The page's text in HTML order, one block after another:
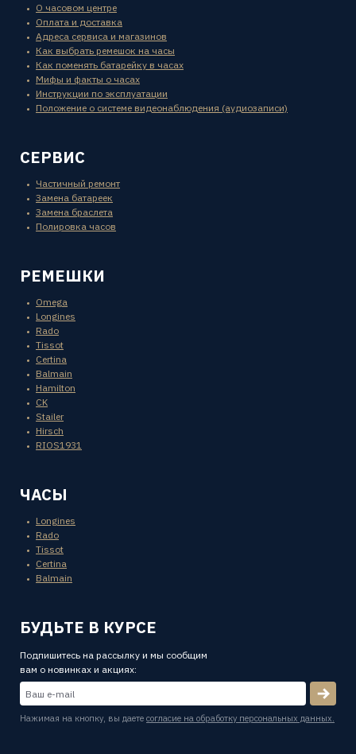
О часовом центре
Оплата и доставка
Адреса сервиса и магазинов
Как выбрать ремешок на часы
Как поменять батарейку в часах
Мифы и факты о часах
Инструкции по эксплуатации
Положение о системе видеонаблюдения (аудиозаписи)
СЕРВИС
Частичный ремонт
Замена батареек
Замена браслета
Полировка часов
РЕМЕШКИ
Omega
Longines
Rado
Tissot
Certina
Balmain
Hamilton
CK
Stailer
Hirsch
RIOS1931
ЧАСЫ
Longines
Rado
Tissot
Certina
Balmain
БУДЬТЕ В КУРСЕ
Подпишитесь на рассылку и мы сообщим
вам о новинках и акциях:
Нажимая на кнопку, вы даете согласие на обработку персональных данных.